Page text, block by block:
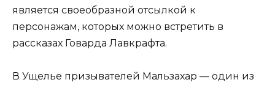
является своеобразной отсылкой к
персонажам, которых можно встретить в
рассказах Говарда Лавкрафта.
В Ущелье призывателей Мальзахар — один из